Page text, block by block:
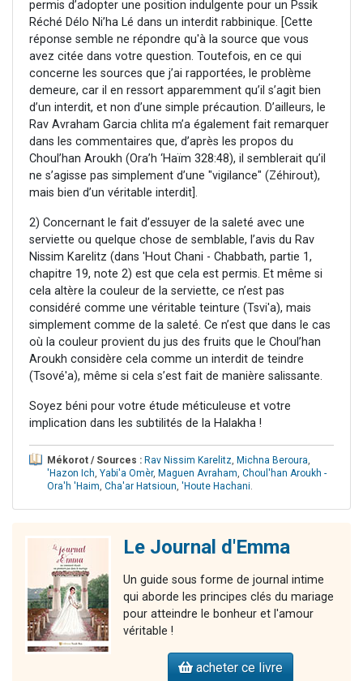
permis d’adopter une position indulgente pour un Pssik
Réché Délo Ni’ha Lé dans un interdit rabbinique. [Cette
réponse semble ne répondre qu'à la source que vous
avez citée dans votre question. Toutefois, en ce qui
concerne les sources que j’ai rapportées, le problème
demeure, car il en ressort apparemment qu’il s’agit bien
d’un interdit, et non d’une simple précaution. D’ailleurs, le
Rav Avraham Garcia chlita m’a également fait remarquer
dans les commentaires que, d’après les propos du
Choul’han Aroukh (Ora’h ‘Haïm 328:48), il semblerait qu’il
ne s’agisse pas simplement d’une "vigilance" (Zéhirout),
mais bien d’un véritable interdit].
2) Concernant le fait d’essuyer de la saleté avec une
serviette ou quelque chose de semblable, l’avis du Rav
Nissim Karelitz (dans 'Hout Chani - Chabbath, partie 1,
chapitre 19, note 2) est que cela est permis. Et même si
cela altère la couleur de la serviette, ce n’est pas
considéré comme une véritable teinture (Tsvi'a), mais
simplement comme de la saleté. Ce n’est que dans le cas
où la couleur provient du jus des fruits que le Choul’han
Aroukh considère cela comme un interdit de teindre
(Tsové'a), même si cela s’est fait de manière salissante.
Soyez béni pour votre étude méticuleuse et votre
implication dans les subtilités de la Halakha !
Mékorot / Sources : Rav Nissim Karelitz, Michna Beroura,
'Hazon Ich, Yabi'a Omèr, Maguen Avraham, Choul'han Aroukh -
Ora'h 'Haim, Cha'ar Hatsioun, 'Houte Hachani.
Le Journal d'Emma
Un guide sous forme de journal intime
qui aborde les principes clés du mariage
pour atteindre le bonheur et l'amour
véritable !
acheter ce livre